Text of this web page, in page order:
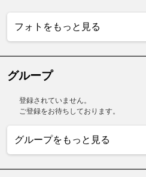
フォトをもっと見る
グループ
登録されていません。
ご登録をお待ちしております。
グループをもっと見る